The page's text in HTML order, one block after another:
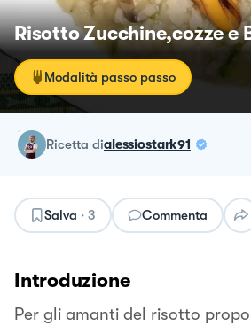
Risotto Zucchine,cozze e
Modalità passo passo
ricetta dialessiostark91
Salva · 3 Commenta
Introduzione
Per gli amanti del risotto